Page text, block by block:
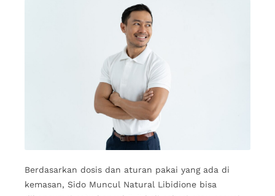
Berdasarkan dosis dan aturan pakai yang ada di
kemasan, Sido Muncul Natural Libidione bisa